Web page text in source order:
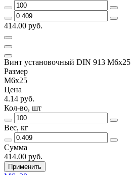
414.00 руб.
Винт установочный DIN 913 М6х25
Размер
М6х25
Цена
4.14 руб.
Кол-во, шт
Вес, кг
Сумма
414.00 руб.
Применить